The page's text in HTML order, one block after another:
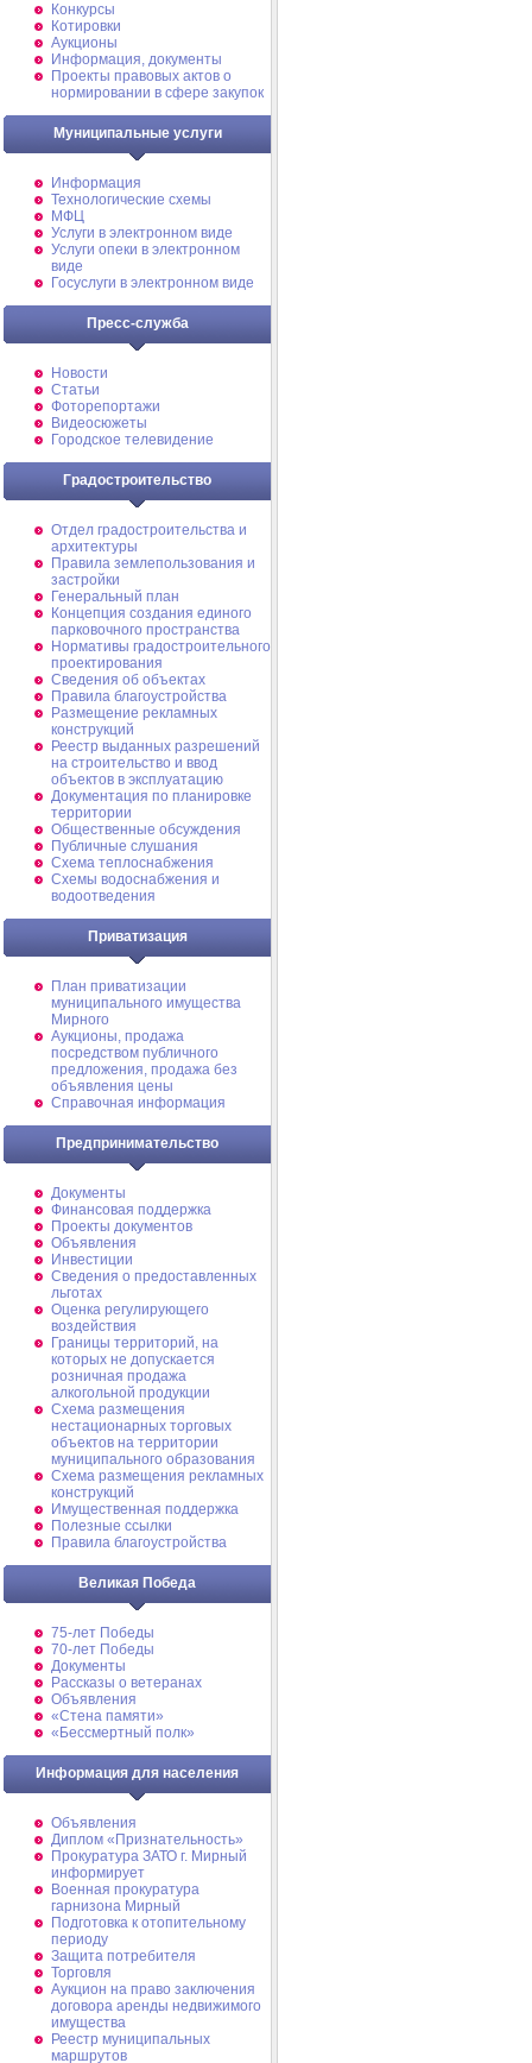
Конкурсы
Котировки
Аукционы
Информация, документы
Проекты правовых актов о
нормировании в сфере закупок
Муниципальные услуги
Информация
Технологические схемы
МФЦ
Услуги в электронном виде
Услуги опеки в электронном
виде
Госуслуги в электронном виде
Пресс-служба
Новости
Статьи
Фоторепортажи
Видеосюжеты
Городское телевидение
Градостроительство
Отдел градостроительства и
архитектуры
Правила землепользования и
застройки
Генеральный план
Концепция создания единого
парковочного пространства
Нормативы градостроительного
проектирования
Сведения об объектах
Правила благоустройства
Размещение рекламных
конструкций
Реестр выданных разрешений
на строительство и ввод
объектов в эксплуатацию
Документация по планировке
территории
Общественные обсуждения
Публичные слушания
Схема теплоснабжения
Схемы водоснабжения и
водоотведения
Приватизация
План приватизации
муниципального имущества
Мирного
Аукционы, продажа
посредством публичного
предложения, продажа без
объявления цены
Справочная информация
Предпринимательство
Документы
Финансовая поддержка
Проекты документов
Объявления
Инвестиции
Сведения о предоставленных
льготах
Оценка регулирующего
воздействия
Границы территорий, на
которых не допускается
розничная продажа
алкогольной продукции
Схема размещения
нестационарных торговых
объектов на территории
муниципального образования
Схема размещения рекламных
конструкций
Имущественная поддержка
Полезные ссылки
Правила благоустройства
Великая Победа
75-лет Победы
70-лет Победы
Документы
Рассказы о ветеранах
Объявления
«Стена памяти»
«Бессмертный полк»
Информация для населения
Объявления
Диплом «Признательность»
Прокуратура ЗАТО г. Мирный
информирует
Военная прокуратура
гарнизона Мирный
Подготовка к отопительному
периоду
Защита потребителя
Торговля
Аукцион на право заключения
договора аренды недвижимого
имущества
Реестр муниципальных
маршрутов